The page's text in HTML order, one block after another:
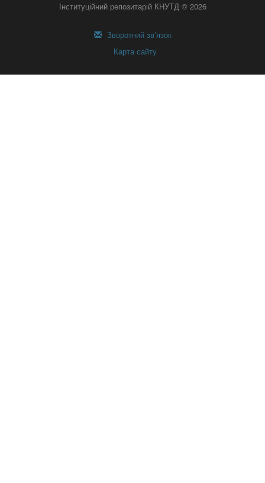
Інституційний репозитарій КНУТД © 2026
Зворотний зв’язок
Карта сайту